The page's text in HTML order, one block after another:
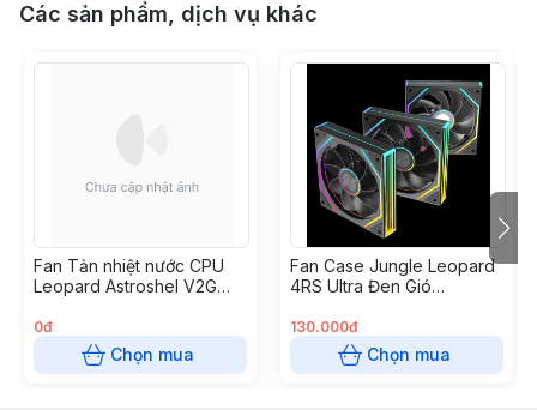
Các sản phẩm, dịch vụ khác
Fan Tản nhiệt nước CPU
Leopard Astroshel V2G
0đ
Chọn mua
Fan Case Jungle Leopard
4RS Ultra Đen Gió
130.000đ
Chọn mua